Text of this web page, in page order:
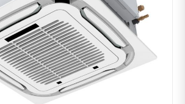
₽
—